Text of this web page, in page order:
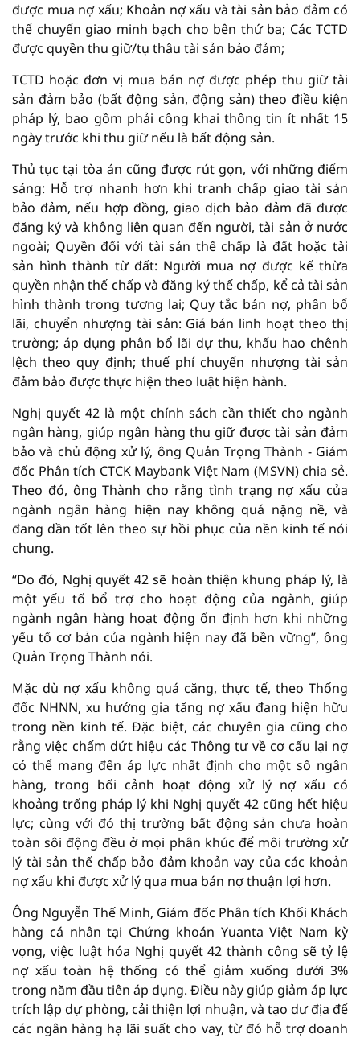
được mua nợ xấu; Khoản nợ xấu và tài sản bảo đảm có
thể chuyển giao minh bạch cho bên thứ ba; Các TCTD
được quyền thu giữ/tụ thâu tài sản bảo đảm;
TCTD hoặc đơn vị mua bán nợ được phép thu giữ tài
sản đảm bảo (bất động sản, động sản) theo điều kiện
pháp lý, bao gồm phải công khai thông tin ít nhất 15
ngày trước khi thu giữ nếu là bất động sản.
Thủ tục tại tòa án cũng được rút gọn, với những điểm
sáng: Hỗ trợ nhanh hơn khi tranh chấp giao tài sản
bảo đảm, nếu hợp đồng, giao dịch bảo đảm đã được
đăng ký và không liên quan đến người, tài sản ở nước
ngoài; Quyền đối với tài sản thế chấp là đất hoặc tài
sản hình thành từ đất: Người mua nợ được kế thừa
quyền nhận thế chấp và đăng ký thế chấp, kể cả tài sản
hình thành trong tương lai; Quy tắc bán nợ, phân bổ
lãi, chuyển nhượng tài sản: Giá bán linh hoạt theo thị
trường; áp dụng phân bổ lãi dự thu, khấu hao chênh
lệch theo quy định; thuế phí chuyển nhượng tài sản
đảm bảo được thực hiện theo luật hiện hành.
Nghị quyết 42 là một chính sách cần thiết cho ngành
ngân hàng, giúp ngân hàng thu giữ được tài sản đảm
bảo và chủ động xử lý, ông Quản Trọng Thành - Giám
đốc Phân tích CTCK Maybank Việt Nam (MSVN) chia sẻ.
Theo đó, ông Thành cho rằng tình trạng nợ xấu của
ngành ngân hàng hiện nay không quá nặng nề, và
đang dần tốt lên theo sự hồi phục của nền kinh tế nói
chung.
“Do đó, Nghị quyết 42 sẽ hoàn thiện khung pháp lý, là
một yếu tố bổ trợ cho hoạt động của ngành, giúp
ngành ngân hàng hoạt động ổn định hơn khi những
yếu tố cơ bản của ngành hiện nay đã bền vững”, ông
Quản Trọng Thành nói.
Mặc dù nợ xấu không quá căng, thực tế, theo Thống
đốc NHNN, xu hướng gia tăng nợ xấu đang hiện hữu
trong nền kinh tế. Đặc biệt, các chuyên gia cũng cho
rằng việc chấm dứt hiệu các Thông tư về cơ cấu lại nợ
có thể mang đến áp lực nhất định cho một số ngân
hàng, trong bối cảnh hoạt động xử lý nợ xấu có
khoảng trống pháp lý khi Nghị quyết 42 cũng hết hiệu
lực; cùng với đó thị trường bất động sản chưa hoàn
toàn sôi động đều ở mọi phân khúc để môi trường xử
lý tài sản thế chấp bảo đảm khoản vay của các khoản
nợ xấu khi được xử lý qua mua bán nợ thuận lợi hơn.
Ông Nguyễn Thế Minh, Giám đốc Phân tích Khối Khách
hàng cá nhân tại Chứng khoán Yuanta Việt Nam kỳ
vọng, việc luật hóa Nghị quyết 42 thành công sẽ tỷ lệ
nợ xấu toàn hệ thống có thể giảm xuống dưới 3%
trong năm đầu tiên áp dụng. Điều này giúp giảm áp lực
trích lập dự phòng, cải thiện lợi nhuận, và tạo dư địa để
các ngân hàng hạ lãi suất cho vay, từ đó hỗ trợ doanh